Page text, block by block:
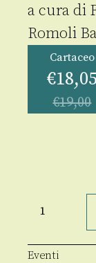
a cura di
Romoli
Cartaceo
€18,05
€19,00
Telarico.
l'ombra
quantità
Eventi